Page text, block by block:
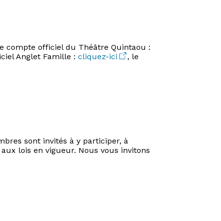
compte officiel du Théâtre Quintaou :
Anglet Famille : cliquez-ici
, le
sont invités à y participer, à
lois en vigueur. Nous vous invitons